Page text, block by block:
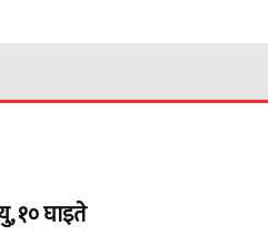
१० घाइते